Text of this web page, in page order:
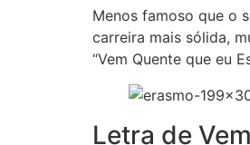
Menos famoso que o
carreira mais sólida,
“Vem Quente que eu
Letra de